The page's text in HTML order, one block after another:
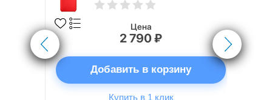
Цена
2 790 ₽
Добавить в корзину
Купить в 1 клик